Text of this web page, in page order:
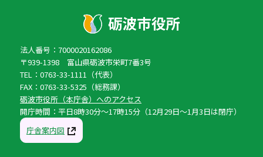
法人番号：7000020162086
〒939-1398 富山県砺波市栄町7番3号
TEL：0763-33-1111（代表）
FAX：0763-33-5325（総務課）
砺波市役所（本庁舎）へのアクセス
開庁時間：平日8時30分〜17時15分（12月29日〜1月3日は閉庁）
庁舎案内図